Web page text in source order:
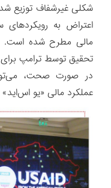
شکلی غیرشفاف توزیع
اعتراض به رویکردهای
مالی مطرح شده است.
تحقیق توسط ترامپ
در صورت صحت،
عملکرد مالی «یو اس‌اید»